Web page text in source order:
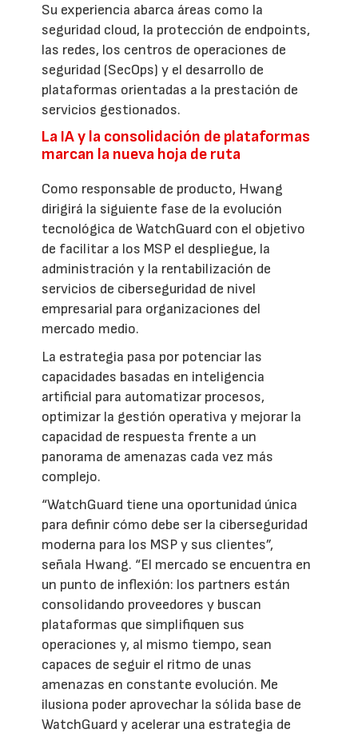
Su experiencia abarca áreas como la
seguridad cloud, la protección de endpoints,
las redes, los centros de operaciones de
seguridad (SecOps) y el desarrollo de
plataformas orientadas a la prestación de
servicios gestionados.
La IA y la consolidación de plataformas
marcan la nueva hoja de ruta
Como responsable de producto, Hwang
dirigirá la siguiente fase de la evolución
tecnológica de WatchGuard con el objetivo
de facilitar a los MSP el despliegue, la
administración y la rentabilización de
servicios de ciberseguridad de nivel
empresarial para organizaciones del
mercado medio.
La estrategia pasa por potenciar las
capacidades basadas en inteligencia
artificial para automatizar procesos,
optimizar la gestión operativa y mejorar la
capacidad de respuesta frente a un
panorama de amenazas cada vez más
complejo.
“WatchGuard tiene una oportunidad única
para definir cómo debe ser la ciberseguridad
moderna para los MSP y sus clientes”,
señala Hwang. “El mercado se encuentra en
un punto de inflexión: los partners están
consolidando proveedores y buscan
plataformas que simplifiquen sus
operaciones y, al mismo tiempo, sean
capaces de seguir el ritmo de unas
amenazas en constante evolución. Me
ilusiona poder aprovechar la sólida base de
WatchGuard y acelerar una estrategia de